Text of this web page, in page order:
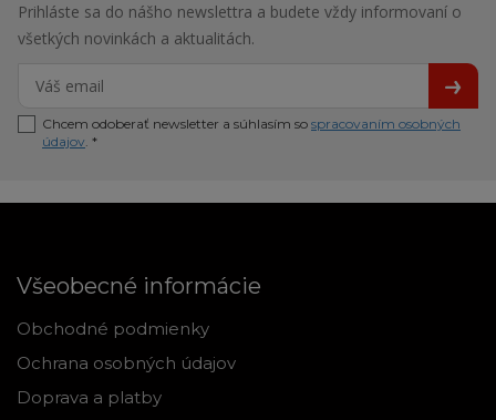
Prihláste sa do nášho newslettra a budete vždy informovaní o
všetkých novinkách a aktualitách.
Chcem odoberať newsletter a súhlasím so spracovaním osobných
údajov. *
Všeobecné informácie
Obchodné podmienky
Ochrana osobných údajov
Doprava a platby